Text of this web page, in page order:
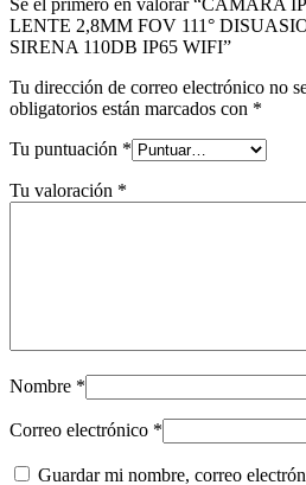
LENTE 2,8MM FOV 111°
SIRENA 110DB IP65 WIFI”
Tu dirección de correo electrónico no
obligatorios están marcados con *
Tu puntuación *
Tu valoración *
Nombre *
Correo electrónico *
Guardar mi nombre, correo